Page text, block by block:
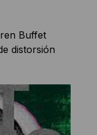
Buffet
distorsión